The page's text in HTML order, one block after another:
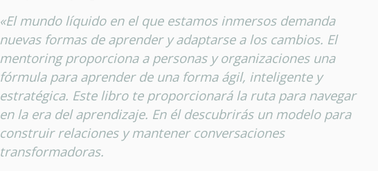
«El mundo líquido en el que estamos inmersos demanda
nuevas formas de aprender y adaptarse a los cambios. El
mentoring proporciona a personas y organizaciones una
fórmula para aprender de una forma ágil, inteligente y
estratégica. Este libro te proporcionará la ruta para navegar
en la era del aprendizaje. En él descubrirás un modelo para
construir relaciones y mantener conversaciones
transformadoras.